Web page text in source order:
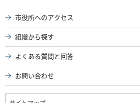
市役所へのアクセス
組織から探す
よくある質問と回答
お問い合わせ